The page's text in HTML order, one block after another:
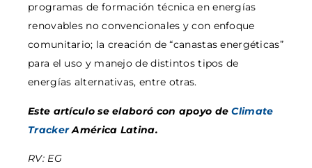
programas de formación técnica en energías
renovables no convencionales y con enfoque
comunitario; la creación de “canastas energéticas”
para el uso y manejo de distintos tipos de
energías alternativas, entre otras.
Este artículo se elaboró con apoyo deClimate
TrackerAmérica Latina.
RV: EG